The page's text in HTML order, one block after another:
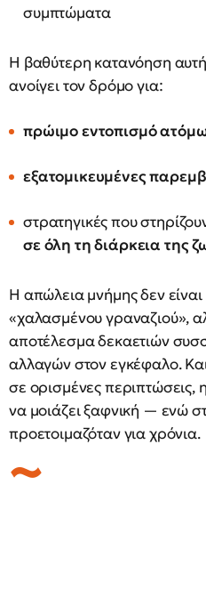
συμπτώματα
Η βαθύτερη κατανόηση
ανοίγει τον δρόμο για:
πρώιμο εντοπισμό
εξατομικευμένες
στρατηγικές που
σε όλη τη διάρκεια της
Η απώλεια μνήμης δεν
«χαλασμένου γραναζιού»,
αποτέλεσμα δεκαετιών
αλλαγών στον εγκέφαλο. Και
σε ορισμένες περιπτώσεις,
να μοιάζει ξαφνική — ενώ
προετοιμαζόταν για χρόνια.